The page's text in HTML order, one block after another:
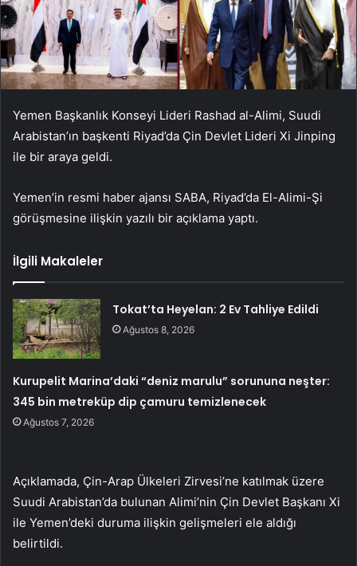
Yemen Başkanlık Konseyi Lideri Rashad al-Alimi, Suudi
Arabistan’ın başkenti Riyad’da Çin Devlet Lideri Xi Jinping
ile bir araya geldi.
Yemen’in resmi haber ajansı SABA, Riyad’da El-Alimi-Şi
görüşmesine ilişkin yazılı bir açıklama yaptı.
İlgili Makaleler
Tokat’ta Heyelan: 2 Ev Tahliye Edildi
Ağustos 8, 2026
Kurupelit Marina’daki “deniz marulu” sorununa neşter:
345 bin metreküp dip çamuru temizlenecek
Ağustos 7, 2026
Açıklamada, Çin-Arap Ülkeleri Zirvesi’ne katılmak üzere
Suudi Arabistan’da bulunan Alimi’nin Çin Devlet Başkanı Xi
ile Yemen’deki duruma ilişkin gelişmeleri ele aldığı
belirtildi.